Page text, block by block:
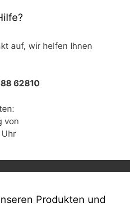
auf, wir helfen Ihnen
62810
von
Produkten und